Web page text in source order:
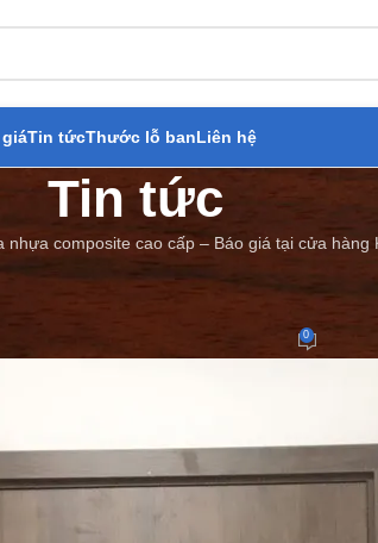
giáTin tứcThước lỗ banLiên hệ
Tin tức
nhựa composite cao cấp – Báo giá tại cửa hàng
cấp – Báo giá tại cửa
0